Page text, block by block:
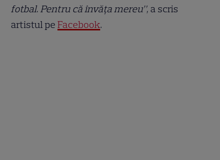
fotbal. Pentru că învăța mereu”, a scris
artistul peFacebook.